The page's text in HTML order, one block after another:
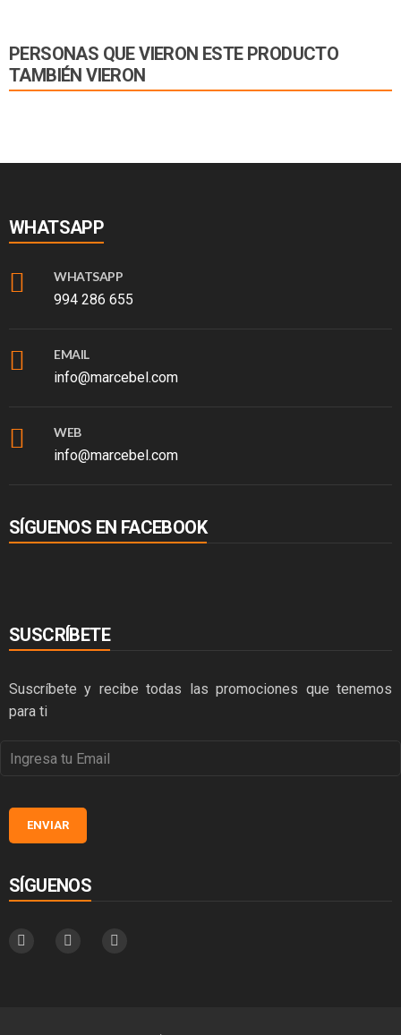
PERSONAS QUE VIERON ESTE PRODUCTO
TAMBIÉN VIERON
WHATSAPP
WHATSAPP
994 286 655
EMAIL
info@marcebel.com
WEB
info@marcebel.com
SÍGUENOS EN FACEBOOK
SUSCRÍBETE
Suscríbete y recibe todas las promociones que tenemos
para ti
SÍGUENOS